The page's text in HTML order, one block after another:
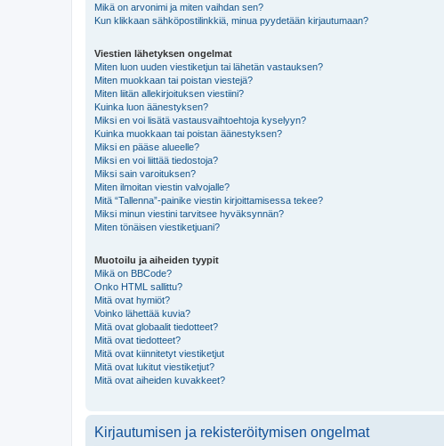
Mikä on arvonimi ja miten vaihdan sen?
Kun klikkaan sähköpostilinkkiä, minua pyydetään kirjautumaan?
Viestien lähetyksen ongelmat
Miten luon uuden viestiketjun tai lähetän vastauksen?
Miten muokkaan tai poistan viestejä?
Miten liitän allekirjoituksen viestiini?
Kuinka luon äänestyksen?
Miksi en voi lisätä vastausvaihtoehtoja kyselyyn?
Kuinka muokkaan tai poistan äänestyksen?
Miksi en pääse alueelle?
Miksi en voi liittää tiedostoja?
Miksi sain varoituksen?
Miten ilmoitan viestin valvojalle?
Mitä “Tallenna”-painike viestin kirjoittamisessa tekee?
Miksi minun viestini tarvitsee hyväksynnän?
Miten tönäisen viestiketjuani?
Muotoilu ja aiheiden tyypit
Mikä on BBCode?
Onko HTML sallittu?
Mitä ovat hymiöt?
Voinko lähettää kuvia?
Mitä ovat globaalit tiedotteet?
Mitä ovat tiedotteet?
Mitä ovat kiinnitetyt viestiketjut
Mitä ovat lukitut viestiketjut?
Mitä ovat aiheiden kuvakkeet?
Kirjautumisen ja rekisteröitymisen ongelmat